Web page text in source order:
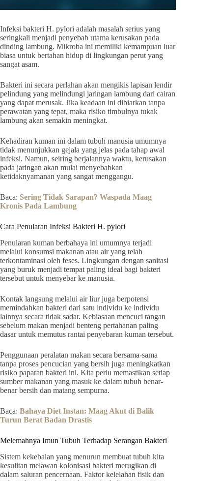
Infeksi bakteri H. pylori adalah masalah serius yang
seringkali menjadi penyebab utama kerusakan pada
dinding lambung. Mikroba ini memiliki kemampuan luar
biasa untuk bertahan hidup di lingkungan perut yang
sangat asam.
Bakteri ini secara perlahan akan mengikis lapisan lendir
pelindung yang melindungi jaringan lambung dari cairan
yang dapat merusak. Jika keadaan ini dibiarkan tanpa
perawatan yang tepat, maka risiko timbulnya tukak
lambung akan semakin meningkat.
Kehadiran kuman ini dalam tubuh manusia umumnya
tidak menunjukkan gejala yang jelas pada tahap awal
infeksi. Namun, seiring berjalannya waktu, kerusakan
pada jaringan akan mulai menyebabkan
ketidaknyamanan yang sangat menggangu.
Baca: Sering Tidak Sarapan? Waspada Maag
Kronis Pada Lambung
Cara Penularan Infeksi Bakteri H. pylori
Penularan kuman berbahaya ini umumnya terjadi
melalui konsumsi makanan atau air yang telah
terkontaminasi oleh feses. Lingkungan dengan sanitasi
yang buruk menjadi tempat paling ideal bagi bakteri
tersebut untuk menyebar ke manusia.
Kontak langsung melalui air liur juga berpotensi
memindahkan bakteri dari satu individu ke individu
lainnya secara tidak sadar. Kebiasaan mencuci tangan
sebelum makan menjadi benteng pertahanan paling
dasar untuk memutus rantai penyebaran kuman tersebut.
Penggunaan peralatan makan secara bersama-sama
tanpa proses pencucian yang bersih juga meningkatkan
risiko paparan bakteri ini. Kita perlu memastikan setiap
sumber makanan yang masuk ke dalam tubuh benar-
benar bersih dan matang sempurna.
Baca: Bahaya Diet Instan: Maag Akut di Balik
Turun Berat Badan Drastis
Melemahnya Imun Tubuh Terhadap Serangan Bakteri
Sistem kekebalan yang menurun membuat tubuh kita
kesulitan melawan kolonisasi bakteri merugikan di
dalam saluran pencernaan. Faktor kelelahan fisik dan